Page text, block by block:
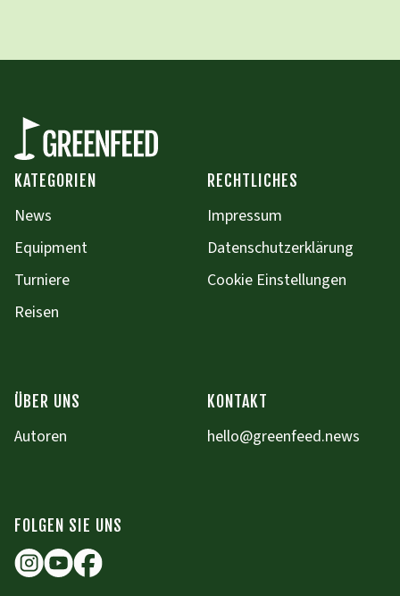
KATEGORIEN
News
Equipment
Turniere
Reisen
RECHTLICHES
Impressum
Datenschutzerklärung
Cookie Einstellungen
ÜBER UNS
Autoren
KONTAKT
hello@greenfeed.news
FOLGEN SIE UNS